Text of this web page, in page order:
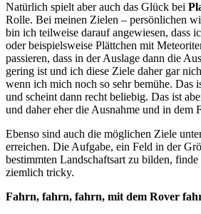
Natürlich spielt aber auch das Glück bei
Rolle. Bei meinen Zielen – persönlichen
bin ich teilweise darauf angewiesen, dass
oder beispielsweise Plättchen mit
passieren, dass in der Auslage dann die
gering ist und ich diese Ziele daher gar
wenn ich mich noch so sehr bemühe. Das
und scheint dann recht beliebig. Das ist
und daher eher die Ausnahme und in dem
Ebenso sind auch die möglichen Ziele
erreichen. Die Aufgabe, ein Feld in der
bestimmten Landschaftsart zu bilden,
ziemlich tricky.
Fahrn, fahrn, fahrn, mit dem Rover